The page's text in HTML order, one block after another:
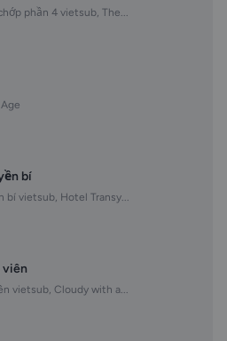
phần 4 vietsub, The...
bí
bí vietsub, Hotel Transy...
vietsub, Cloudy with a...